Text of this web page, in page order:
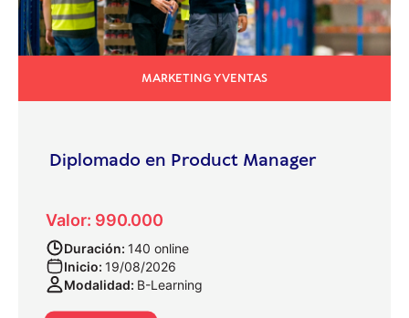
MARKETING Y VENTAS
Diplomado en Product Manager
Valor: 990.000
Duración: 140 online
Inicio: 19/08/2026
Modalidad: B-Learning